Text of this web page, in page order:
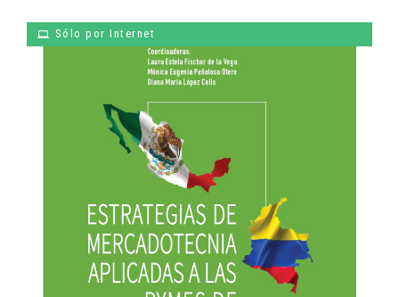
Sólo por Internet